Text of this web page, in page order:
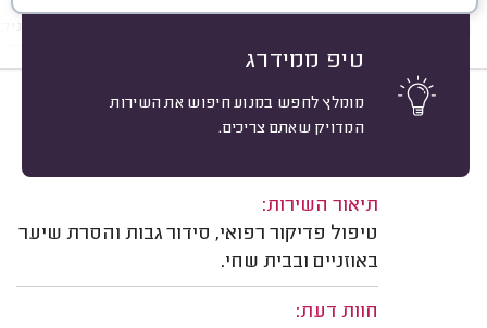
טיפ ממידרג
מומלץ לחפש במנוע חיפוש את השירות
המדויק שאתם צריכים.
בועז טולדו, קרית מוצקין.
אשרור: 27/04/2025
תיאור השירות:
טיפול פדיקור רפואי, סידור גבות והסרת שיער
באוזניים ובבית שחי.
חוות דעת:
10